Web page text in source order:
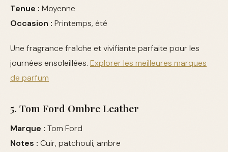
Tenue : Moyenne
Occasion : Printemps, été
Une fragrance fraîche et vivifiante parfaite pour les
journées ensoleillées. Explorer les meilleures marques
de parfum
5. Tom Ford Ombre Leather
Marque : Tom Ford
Notes : Cuir, patchouli, ambre